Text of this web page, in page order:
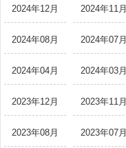
2024年12月 2024年11月
2024年08月 2024年07月
2024年04月 2024年03月
2023年12月 2023年11月
2023年08月 2023年07月